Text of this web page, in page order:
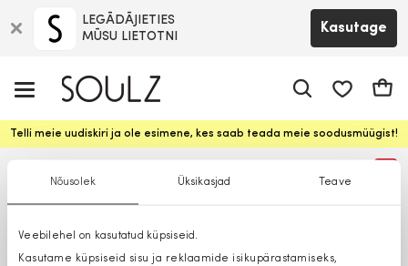
Nõusolek Üksikasjad Teave
Veebilehel on kasutatud küpsiseid.
Kasutame küpsiseid sisu ja reklaamide isikupärastamiseks,
LEGĀDĀJIETIES
MŪSU LIETOTNI
Kasutage
Telli meie uudiskiri ja ole esimene, kes saab teada meie soodusmüügist!